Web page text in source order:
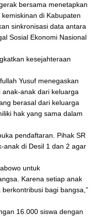
bersama menetapkan
di Kabupaten
sinkronisasi data antara
Sosial Ekonomi Nasional
kesejahteraan
Yusuf menegaskan
anak dari keluarga
berasal dari keluarga
hak yang sama dalam
pendaftaran. Pihak SR
anak di Desil 1 dan 2 agar
untuk
Karena setiap anak
bagi bangsa,”
16.000 siswa dengan